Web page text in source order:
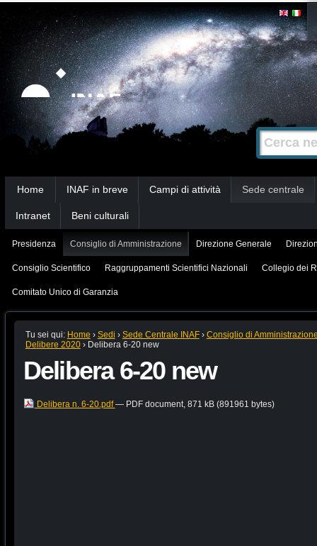
Strumenti
personali
Salta
contenuti.
|
Salta
alla
navigazione
Cerca nel
Ricerca
avanzata…
Home INAF in breve Campi di attività Sede centrale
Intranet Beni culturali
Presidenza Consiglio di Amministrazione Direzione Generale
Consiglio Scientifico Raggruppamenti Scientifici Nazionali Collegio dei
Comitato Unico di Garanzia
Tu sei qui: Home › Sedi › Sede Centrale INAF › Consiglio di
Delibere 2020 › Delibera 6-20 new
Delibera 6-20 new
Delibera n. 6-20.pdf— PDF document, 871 kB (891961 bytes)